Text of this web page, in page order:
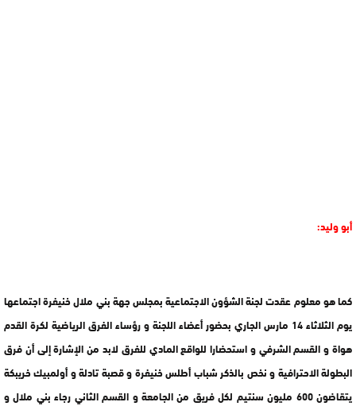
أبو وليد:
كما هو معلوم عقدت لجنة الشؤون الاجتماعية بمجلس جهة بني ملال خنيفرة اجتماعها
يوم الثلاثاء 14 مارس الجاري بحضور أعضاء اللجنة و رؤساء الفرق الرياضية لكرة القدم
هواة و القسم الشرفي و استحضارا للواقع المادي للفرق لابد من الإشارة إلى أن فرق
البطولة الاحترافية و نخص بالذكر شباب أطلس خنيفرة و قصبة تادلة و أولمبيك خريبكة
يتقاضون 600 مليون سنتيم لكل فريق من الجامعة و القسم الثاني رجاء بني ملال و